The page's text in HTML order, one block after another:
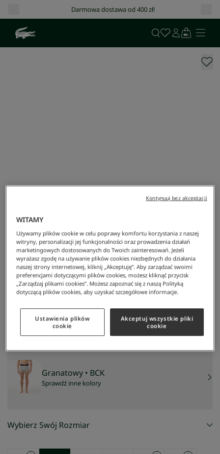
Darmowa dostawa od 400 zł!
Lacoste/Mężczyzna/Odzież/Bielizna /Bokserki Męskie
NAJNIŻSZA CENA Z 30 DNI: 188,30 zł
CENA REGULARNA:
Granatowy • BCK
Sprawdź inne kolory
Wybierz Swój Rozmiar
WITAMY
Używamy plików cookie w celu poprawy komfortu korzystania z naszej
witryny, personalizacji jej funkcjonalności oraz prowadzenia działań
marketingowych dostosowanych do Twoich zainteresowań. Jeżeli
wyrażasz zgodę na używanie plików cookies niezbędnych do działania
naszej strony internetowej, kliknij „Akceptuję”. Aby zarządzać swoimi
preferencjami dotyczącymi plików cookies, możesz kliknąć przycisk
„Zarządzaj plikami cookies”. Możesz zapoznać się z naszą Polityką
dotyczącą plików cookies, aby uzyskać szczegółowe informacje.
Ustawienia plików
cookie
Akceptuj wszystkie pliki
cookie
Kontynuuj bez akceptacji